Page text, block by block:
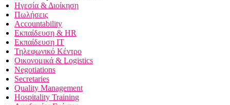
Ηγεσία & Διοίκηση
Πωλήσεις
Accountability
Εκπαίδευση & HR
Εκπαίδευση IT
Τηλεφωνικό Κέντρο
Οικονομικά & Logistics
Negotiations
Secretaries
Quality Management
Hospitality Training